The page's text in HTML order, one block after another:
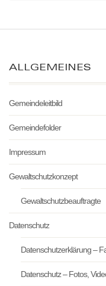
ALLGEMEINES
Gemeindeleitbild
Gemeindefolder
Impressum
Gewaltschutzkonzept
Gewaltschutzbeauftragte
Datenschutz
Datenschutzerklärung –
Datenschutz – Fotos,